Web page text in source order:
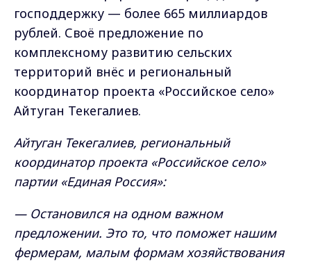
господдержку — более 665 миллиардов
рублей. Своё предложение по
комплексному развитию сельских
территорий внёс и региональный
координатор проекта «Российское село»
Айтуган Текегалиев.
Айтуган Текегалиев, региональный
координатор проекта «Российское село»
партии «Единая Россия»:
— Остановился на одном важном
предложении. Это то, что поможет нашим
фермерам, малым формам хозяйствования